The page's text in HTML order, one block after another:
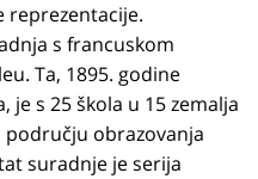
reprezentacije.
s francuskom
Ta, 1895. godine
je s 25 škola u 15 zemalja
obrazovanja
suradnje je serija